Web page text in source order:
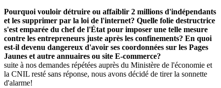
Pourquoi vouloir détruire ou affaiblir 2 millions d'indépendants
et les supprimer par la loi de l'internet? Quelle folie destructrice
s'est emparée du chef de l'État pour imposer une telle mesure
contre les entrepreneurs juste après les confinements? En quoi
est-il devenu dangereux d'avoir ses coordonnées sur les Pages
Jaunes et autre annuaires ou site E-commerce?
suite à nos demandes répétées auprès du Ministère de l'économie et
la CNIL resté sans réponse, nous avons décidé de tirer la sonnette
d'alarme!